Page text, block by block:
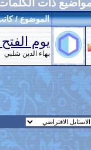
ذات
الموضوع /
يوم
بهاء الدين شلبي